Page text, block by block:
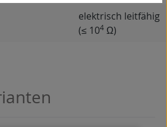
elektrisch leitfähig
(≤ 104Ω)